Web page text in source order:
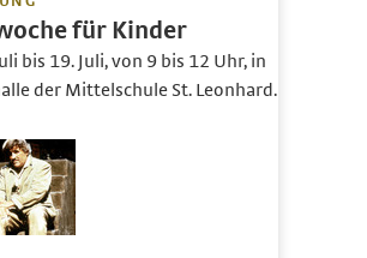
für Kinder
bis 19. Juli, von 9 bis 12 Uhr, in
der Mittelschule St. Leonhard.